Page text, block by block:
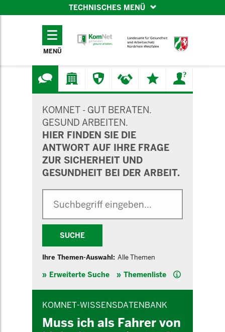
TECHNISCHES MENÜ
TECHNISCHES
MENÜ
KOMNET - GUT BERATEN.
GESUND ARBEITEN.
HIER FINDEN SIE DIE
ANTWORT AUF IHRE FRAGE
ZUR SICHERHEIT UND
GESUNDHEIT BEI DER ARBEIT.
SUCHE
Ihre Themen-Auswahl: Alle Themen
Erweiterte Suche Themenliste Hilfe
KOMNET-WISSENSDATENBANK
Muss ich als Fahrer von